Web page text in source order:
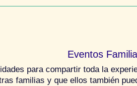
Eventos
para compartir toda la
familias y que ellos también